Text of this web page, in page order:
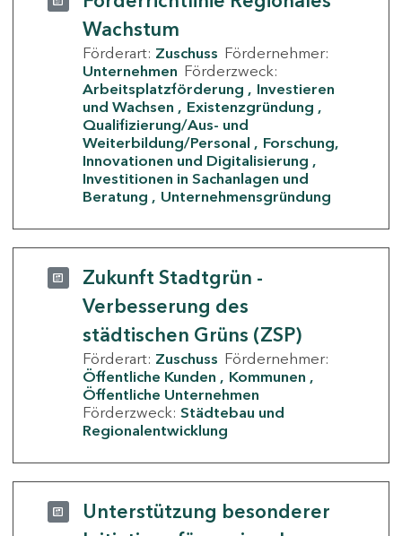
Wachstum
Förderart: Zuschuss Fördernehmer:
Unternehmen Förderzweck:
Arbeitsplatzförderung
Investieren
und Wachsen
Existenzgründung
Qualifizierung/Aus- und
Weiterbildung/Personal
Forschung,
Innovationen und Digitalisierung
Investitionen in Sachanlagen und
Beratung
Unternehmensgründung
Zukunft Stadtgrün -
Verbesserung des
städtischen Grüns (ZSP)
Förderart: Zuschuss Fördernehmer:
Öffentliche Kunden
Kommunen
Öffentliche Unternehmen
Förderzweck: Städtebau und
Regionalentwicklung
Unterstützung besonderer